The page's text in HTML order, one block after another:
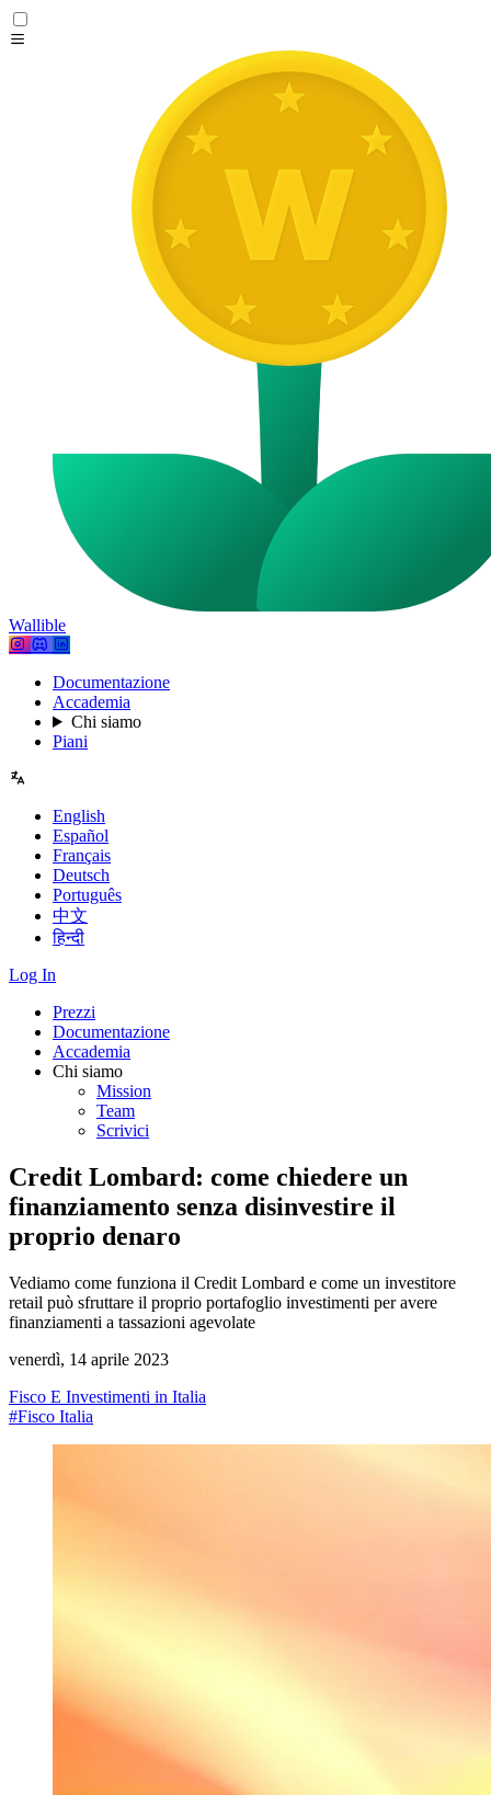
Wallible
Documentazione
Accademia
Chi siamo
Piani
English
Español
Français
Deutsch
Português
中文
हिन्दी
Log In
Prezzi
Documentazione
Accademia
Chi siamo
Mission
Team
Scrivici
Credit Lombard: come chiedere un
finanziamento senza disinvestire il
proprio denaro
Vediamo come funziona il Credit Lombard e come un investitore
retail può sfruttare il proprio portafoglio investimenti per avere
finanziamenti a tassazioni agevolate
venerdì, 14 aprile 2023
Fisco E Investimenti in Italia
#Fisco Italia